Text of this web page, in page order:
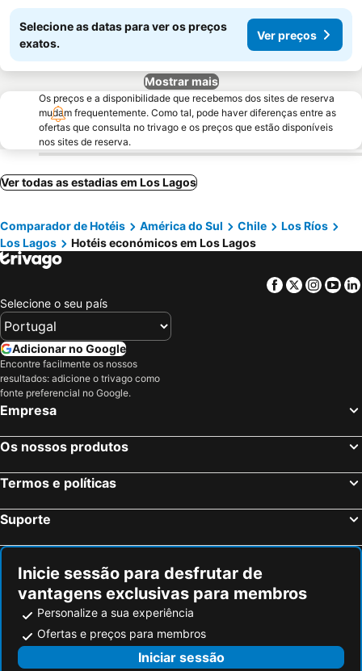
Selecione as datas para ver os preços
exatos.
Ver preços
Mostrar mais
Os preços e a disponibilidade que recebemos dos sites de reserva
mudam frequentemente. Como tal, pode haver diferenças entre as
ofertas que consulta no trivago e os preços que estão disponíveis
nos sites de reserva.
Ver todas as estadias em Los Lagos
Comparador de Hotéis América do Sul Chile
Los Ríos
Los Lagos
Hotéis económicos em Los Lagos
Facebook
Twitter
Selecione o seu país
Adicionar no Google
Encontre facilmente os nossos
resultados: adicione o trivago como
fonte preferencial no Google.
Empresa
Os nossos produtos
Termos e políticas
Suporte
Inicie sessão para desfrutar de
vantagens exclusivas para membros
Personalize a sua experiência
Ofertas e preços para membros
Iniciar sessão